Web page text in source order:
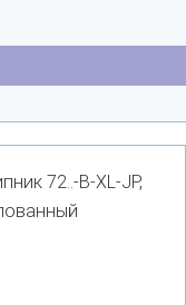
72..-B-XL-JP,